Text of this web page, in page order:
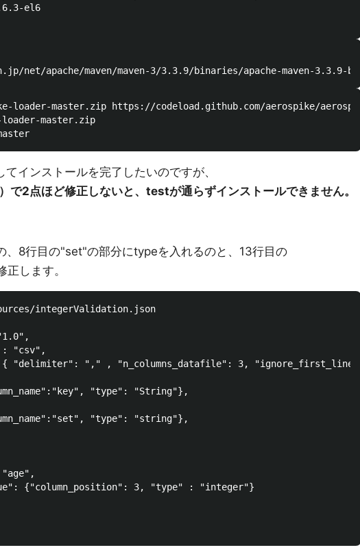
el6
loader-master.zip https://codeload.github.com/aerospike/
master.zip
インストールを完了したいのですが、
で2点ほど修正しないと、testが通らずインストールできません。
8行目の"set"の部分にtypeを入れるのと、13行目の
します。
integerValidation.json
"csv",
"delimiter": "," , "n_columns_datafile": 3,
"type": "String"},
"type": "string"},
{"column_position": 3, "type" : "integer"}